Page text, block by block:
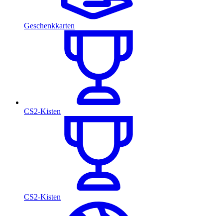
Geschenkkarten
CS2-Kisten
CS2-Kisten